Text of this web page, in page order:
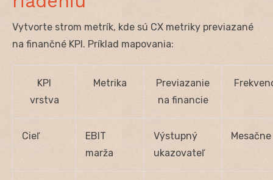
Vytvorte strom metrík, kde sú CX metriky previazané
na finančné KPI. Príklad mapovania:
KPI
vrstva
Metrika
Previazanie
na financie
Cieľ
EBIT
marža
Výstupný
ukazovateľ
Mesačne